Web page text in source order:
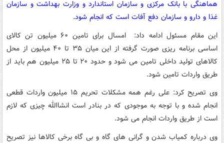
هماهنگی با بانک مرکزی و سازمان استاندارد و وزارت بهداشت و سازمان
غذا و دارو و سازمان دفع آفات است که انجام شود.
این مقام مسئول ادامه داد: امسال برای تامین ۶۰ میلیون تن کالای
اساسی برنامه ریزی صورت گرفته از این میان ۳۵ تا ۴۰ میلیون از محل
کالاهای تولید داخلی تامین می شود و حدود ۲۰ تا ۲۵ میلیون هم باید از
طریق واردات تامین شود.
وی تصریح کرد: علی رغم همه مشکلات تحریم ۱۵ میلیون واردات قطعی
انجام شده و با توجه به موجودی که در بنادر است انشاالله چیزی که لازم
است از طریق واردات انجام می شود.
وی درباره کمیاب شدن و گرانی های گاه و بی گاه برخی کالاها نیز تصریح